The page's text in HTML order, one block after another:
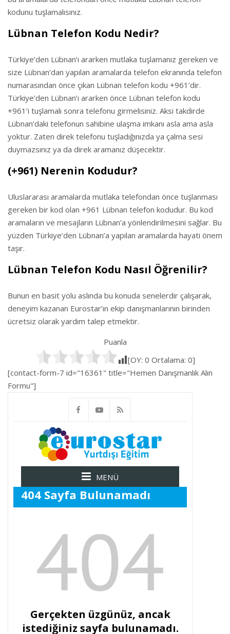
kodunu tuşlamalısınız.
Lübnan Telefon Kodu Nedir?
Türkiye’den Lübnan’ı ararken mutlaka tuşlamanız gereken ve
size Lübnan’dan yapılan aramalarda telefon ekranında telefon
numarasından önce çıkan Lübnan telefon kodu +961’dir.
Türkiye’den Lübnan’ı ararken önce Lübnan telefon kodu
+961’i tuşlamalı sonra telefonu girmelisiniz. Aksi takdirde
Lübnan’daki telefonun sahibine ulaşma imkanı asla ama asla
yoktur. Zaten direk telefonu tuşladığınızda ya çalma sesi
duymazsınız ya da direk aramanız düşecektir.
(+961) Nerenin Kodudur?
Uluslararası aramalarda mutlaka telefondan önce tuşlanması
gereken bir kod olan +961 Lübnan telefon kodudur. Bu kod
aramaların ve mesajların Lübnan’a yönlendirilmesini sağlar. Bu
yüzden Türkiye’den Lübnan’a yapılan aramalarda hayati önem
taşır.
Lübnan Telefon Kodu Nasıl Öğrenilir?
Bunun en basit yolu aslında bu konuda senelerdir çalışarak,
deneyim kazanan Eurostar’ın ekip danışmanlarının birinden
ücretsiz olarak yardım talep etmektir.
Puanla
[OY: 0 Ortalama: 0]
[contact-form-7 id="16361" title="Hemen Danışmanlık Alın
Formu"]